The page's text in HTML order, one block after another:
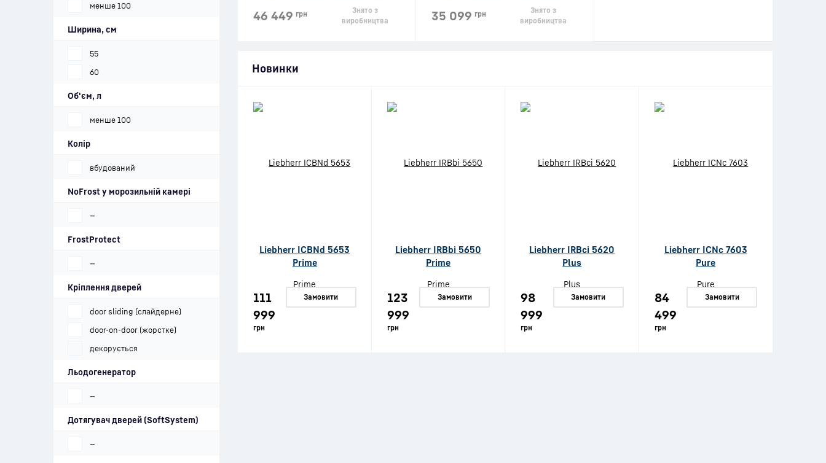
менше 100
Ширина, см
55
60
Об'єм, л
менше 100
Колір
вбудований
NoFrost у морозильній камері
—
FrostProtect
—
Кріплення дверей
door sliding (слайдерне)
door-on-door (жорстке)
декорується
Льодогенератор
—
Дотягувач дверей (SoftSystem)
—
46 449 грн
Знято з
виробництва
35 099 грн
Знято з
виробництва
Новинки
Liebherr ICBNd 5653
Prime
111
999
грн
Замовити
Liebherr IRBbi 5650
Prime
123
999
грн
Замовити
Liebherr IRBci 5620
Plus
98
999
грн
Замовити
Liebherr ICNc 7603
Pure
84
499
грн
Замовити